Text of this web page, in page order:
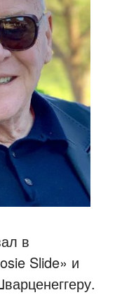
в
Slide» и